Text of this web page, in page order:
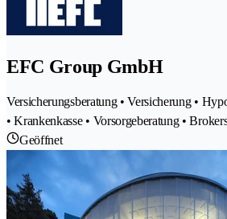
EFC Group GmbH
Versicherungsberatung • Versicherung •
• Krankenkasse • Vorsorgeberatung •
Geöffnet